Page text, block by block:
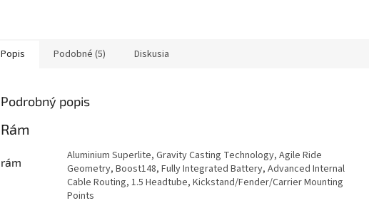
Popis Podobné (5) Diskusia
Podrobný popis
Rám
rám
Aluminium Superlite, Gravity Casting Technology, Agile Ride
Geometry, Boost148, Fully Integrated Battery, Advanced Internal
Cable Routing, 1.5 Headtube, Kickstand/Fender/Carrier Mounting
Points